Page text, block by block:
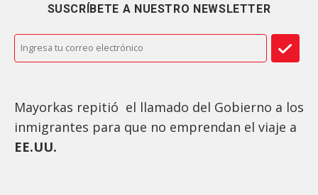
SUSCRÍBETE A NUESTRO NEWSLETTER
Mayorkas repitió el llamado del Gobierno a los
inmigrantes para que no emprendan el viaje a
EE.UU.